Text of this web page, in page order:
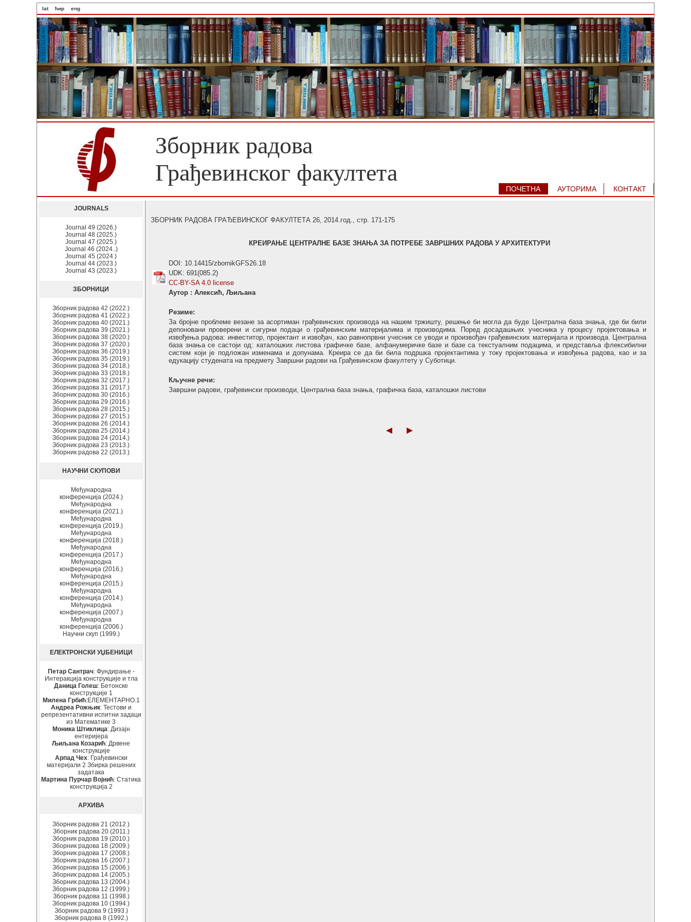
lat ћир eng
Зборник радова
Грађевинског факултета
ПОЧЕТНА АУТОРИМA КОНТАКТ
JOURNALS
Journal 49 (2026.)
Journal 48 (2025.)
Journal 47 (2025.)
Journal 46 (2024..)
Journal 45 (2024.)
Journal 44 (2023.)
Journal 43 (2023.)
ЗБОРНИЦИ
Зборник радова 42 (2022.)
Зборник радова 41 (2022.)
Зборник радова 40 (2021.)
Зборник радова 39 (2021.)
Зборник радова 38 (2020.)
Зборник радова 37 (2020.)
Зборник радова 36 (2019.)
Зборник радова 35 (2019.)
Зборник радова 34 (2018.)
Зборник радова 33 (2018.)
Зборник радова 32 (2017.)
Зборник радова 31 (2017.)
Зборник радова 30 (2016.)
Зборник радова 29 (2016.)
Зборник радова 28 (2015.)
Зборник радова 27 (2015.)
Зборник радова 26 (2014.)
Зборник радова 25 (2014.)
Зборник радова 24 (2014.)
Зборник радова 23 (2013.)
Зборник радова 22 (2013.)
НАУЧНИ СКУПОВИ
Међународна
конференција (2024.)
Међународна
конференција (2021.)
Међународна
конференција (2019.)
Међународна
конференција (2018.)
Међународна
конференција (2017.)
Међународна
конференција (2016.)
Међународна
конференција (2015.)
Међународна
конференција (2014.)
Међународна
конференција (2007.)
Међународна
конференција (2006.)
Научни скуп (1999.)
ЕЛЕКТРОНСКИ УЏБЕНИЦИ
Петар Сантрач: Фундирање -
Интеракција конструкције и тла
Даница Голеш: Бетонске
конструкције 1
Милена Грбић:ЕЛЕМЕНТАРНО.1
Андреа Рожњик: Тестови и
репрезентативни испитни задаци
из Математике 3
Моника Штиклица: Дизајн
ентеријера
Љиљана Козарић: Дрвене
конструкције
Арпад Чех: Грађевински
материјали 2 Збирка решених
задатака
Мартина Пурчар Војнић: Статика
конструкција 2
АРХИВА
Зборник радова 21 (2012.)
Зборник радова 20 (2011.)
Зборник радова 19 (2010.)
Зборник радова 18 (2009.)
Зборник радова 17 (2008.)
Зборник радова 16 (2007.)
Зборник радова 15 (2006.)
Зборник радова 14 (2005.)
Зборник радова 13 (2004.)
Зборник радова 12 (1999.)
Зборник радова 11 (1998.)
Зборник радова 10 (1994.)
Зборник радова 9 (1993.)
Зборник радова 8 (1992.)
ЗБОРНИК РАДОВА ГРАЂЕВИНСКОГ ФАКУЛТЕТА 26, 2014.год., стр. 171-175
КРЕИРАЊЕ ЦЕНТРАЛНЕ БАЗЕ ЗНАЊА ЗА ПОТРЕБЕ ЗАВРШНИХ РАДОВА У АРХИТЕКТУРИ
DOI: 10.14415/zbornikGFS26.18
UDK: 691(085.2)
CC-BY-SA 4.0 license
Аутор : Алексић, Љиљана
Резиме:
За бројне проблеме везане за асортиман грађевинских производа на нашем тржишту, решење би могла да буде Централна база знања, где би били
депоновани проверени и сигурни подаци о грађевинским материјалима и производима. Поред досадашњих учесника у процесу пројектовања и
извођења радова: инвеститор, пројектант и извођач, као равнопрвни учесник се уводи и произвођач грађевинских материјала и производа. Централна
база знања се састоји од: каталошких листова графичке базе, алфанумеричке базе и базе са текстуалним подацима, и представља флексибилни
систем који је подложан изменама и допунама. Креира се да би била подршка пројектантима у току пројектовања и извођења радова, као и за
едукацију студената на предмету Завршни радови на Грађевинском факултету у Суботици.
Кључне речи:
Завршни радови, грађевински производи, Централна база знања, графичка база, каталошки листови
◄ ►